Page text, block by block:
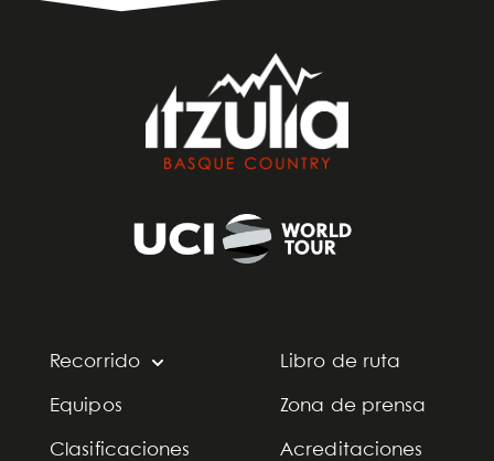
Recorrido
Equipos
Clasificaciones
Libro de ruta
Zona de prensa
Acreditaciones